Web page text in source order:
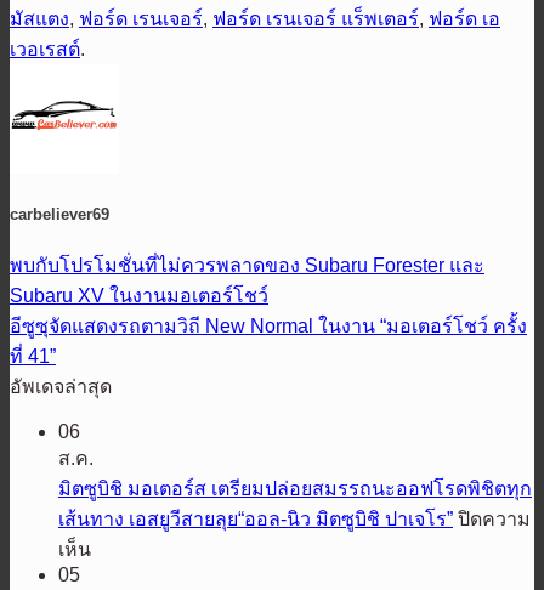
มัสแตง, ฟอร์ด เรนเจอร์, ฟอร์ด เรนเจอร์ แร็พเตอร์, ฟอร์ด เอ
เวอเรสต์.
carbeliever69
พบกับโปรโมชั่นที่ไม่ควรพลาดของ Subaru Forester และ
Subaru XV ในงานมอเตอร์โชว์
อีซูซุจัดแสดงรถตามวิถี New Normal ในงาน “มอเตอร์โชว์ ครั้ง
ที่ 41”
อัพเดจล่าสุด
06
ส.ค.
มิตซูบิชิ มอเตอร์ส เตรียมปล่อยสมรรถนะออฟโรดพิชิตทุก
เส้นทาง เอสยูวีสายลุย“ออล-นิว มิตซูบิชิ ปาเจโร” ปิดความ
เห็นบน
05